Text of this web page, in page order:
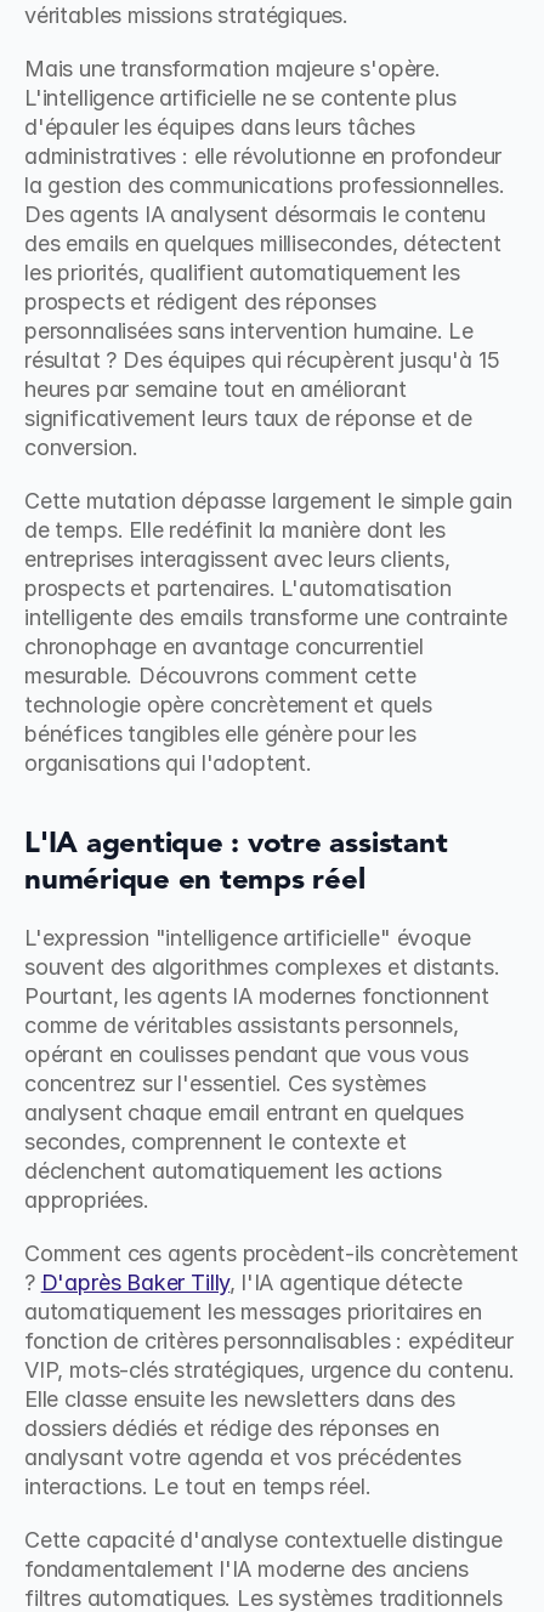
véritables missions stratégiques.
Mais une transformation majeure s'opère.
L'intelligence artificielle ne se contente plus
d'épauler les équipes dans leurs tâches
administratives : elle révolutionne en profondeur
la gestion des communications professionnelles.
Des agents IA analysent désormais le contenu
des emails en quelques millisecondes, détectent
les priorités, qualifient automatiquement les
prospects et rédigent des réponses
personnalisées sans intervention humaine. Le
résultat ? Des équipes qui récupèrent jusqu'à 15
heures par semaine tout en améliorant
significativement leurs taux de réponse et de
conversion.
Cette mutation dépasse largement le simple gain
de temps. Elle redéfinit la manière dont les
entreprises interagissent avec leurs clients,
prospects et partenaires. L'automatisation
intelligente des emails transforme une contrainte
chronophage en avantage concurrentiel
mesurable. Découvrons comment cette
technologie opère concrètement et quels
bénéfices tangibles elle génère pour les
organisations qui l'adoptent.
L'IA agentique : votre assistant
numérique en temps réel
L'expression "intelligence artificielle" évoque
souvent des algorithmes complexes et distants.
Pourtant, les agents IA modernes fonctionnent
comme de véritables assistants personnels,
opérant en coulisses pendant que vous vous
concentrez sur l'essentiel. Ces systèmes
analysent chaque email entrant en quelques
secondes, comprennent le contexte et
déclenchent automatiquement les actions
appropriées.
Comment ces agents procèdent-ils concrètement
? D'après Baker Tilly, l'IA agentique détecte
automatiquement les messages prioritaires en
fonction de critères personnalisables : expéditeur
VIP, mots-clés stratégiques, urgence du contenu.
Elle classe ensuite les newsletters dans des
dossiers dédiés et rédige des réponses en
analysant votre agenda et vos précédentes
interactions. Le tout en temps réel.
Cette capacité d'analyse contextuelle distingue
fondamentalement l'IA moderne des anciens
filtres automatiques. Les systèmes traditionnels